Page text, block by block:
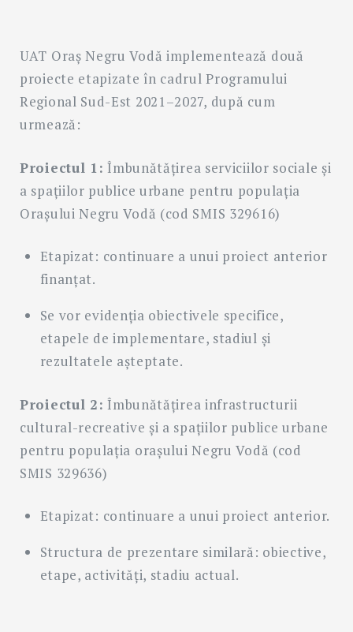
Search
for:
UAT Oraș Negru Vodă implementează două
proiecte etapizate în cadrul Programului
Regional Sud-Est 2021–2027, după cum
urmează:
Proiectul 1: Îmbunătățirea serviciilor sociale și
a spațiilor publice urbane pentru populația
Orașului Negru Vodă (cod SMIS 329616)
Etapizat: continuare a unui proiect anterior
finanțat.
Se vor evidenția obiectivele specifice,
etapele de implementare, stadiul și
rezultatele așteptate.
Proiectul 2: Îmbunătățirea infrastructurii
cultural-recreative și a spațiilor publice urbane
pentru populația orașului Negru Vodă (cod
SMIS 329636)
Etapizat: continuare a unui proiect anterior.
Structura de prezentare similară: obiective,
etape, activități, stadiu actual.